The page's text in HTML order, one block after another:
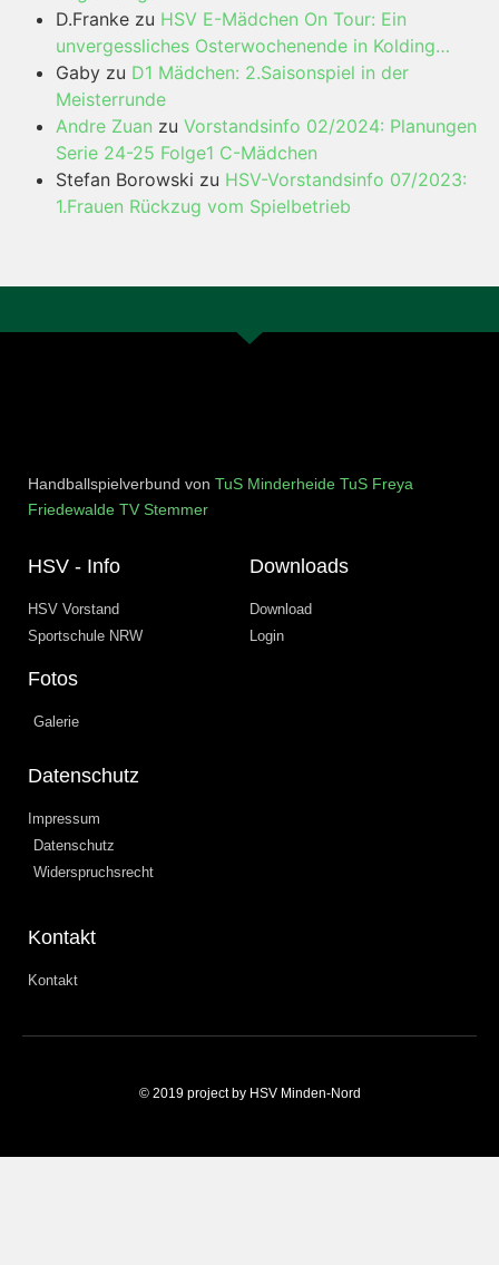
D.Franke zu HSV E-Mädchen On Tour: Ein
unvergessliches Osterwochenende in Kolding…
Gaby zu D1 Mädchen: 2.Saisonspiel in der
Meisterrunde
Andre Zuan zu Vorstandsinfo 02/2024: Planungen
Serie 24-25 Folge1 C-Mädchen
Stefan Borowski zu HSV-Vorstandsinfo 07/2023:
1.Frauen Rückzug vom Spielbetrieb
Handballspielverbund von TuS Minderheide TuS Freya
Friedewalde TV Stemmer
HSV - Info
HSV Vorstand
Sportschule NRW
Fotos
Galerie
Downloads
Download
Login
Datenschutz
Impressum
Datenschutz
Widerspruchsrecht
Kontakt
Kontakt
© 2019 project by HSV Minden-Nord